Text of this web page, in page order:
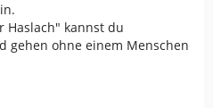
Haslach" kannst du
gehen ohne einem Menschen